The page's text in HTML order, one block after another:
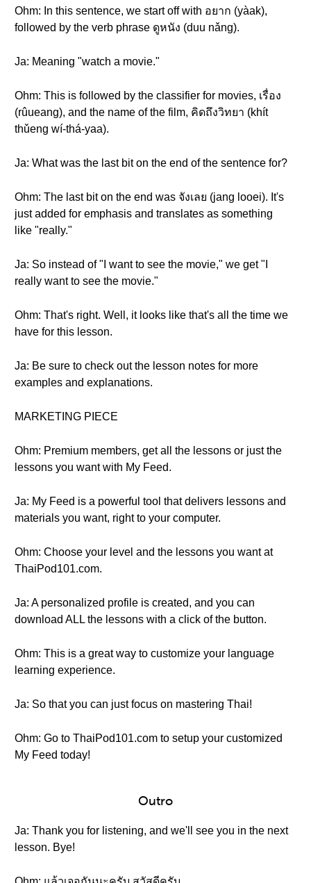
Ohm: In this sentence, we start off with อยาก (yàak),
followed by the verb phrase ดูหนัง (duu nǎng).
Ja: Meaning "watch a movie."
Ohm: This is followed by the classifier for movies, เรื่อง
(rûueang), and the name of the film, คิดถึงวิทยา (khít
thǔeng wí-thá-yaa).
Ja: What was the last bit on the end of the sentence for?
Ohm: The last bit on the end was จังเลย (jang looei). It's
just added for emphasis and translates as something
like "really."
Ja: So instead of "I want to see the movie," we get "I
really want to see the movie."
Ohm: That's right. Well, it looks like that's all the time we
have for this lesson.
Ja: Be sure to check out the lesson notes for more
examples and explanations.
MARKETING PIECE
Ohm: Premium members, get all the lessons or just the
lessons you want with My Feed.
Ja: My Feed is a powerful tool that delivers lessons and
materials you want, right to your computer.
Ohm: Choose your level and the lessons you want at
ThaiPod101.com.
Ja: A personalized profile is created, and you can
download ALL the lessons with a click of the button.
Ohm: This is a great way to customize your language
learning experience.
Ja: So that you can just focus on mastering Thai!
Ohm: Go to ThaiPod101.com to setup your customized
My Feed today!
Outro
Ja: Thank you for listening, and we'll see you in the next
lesson. Bye!